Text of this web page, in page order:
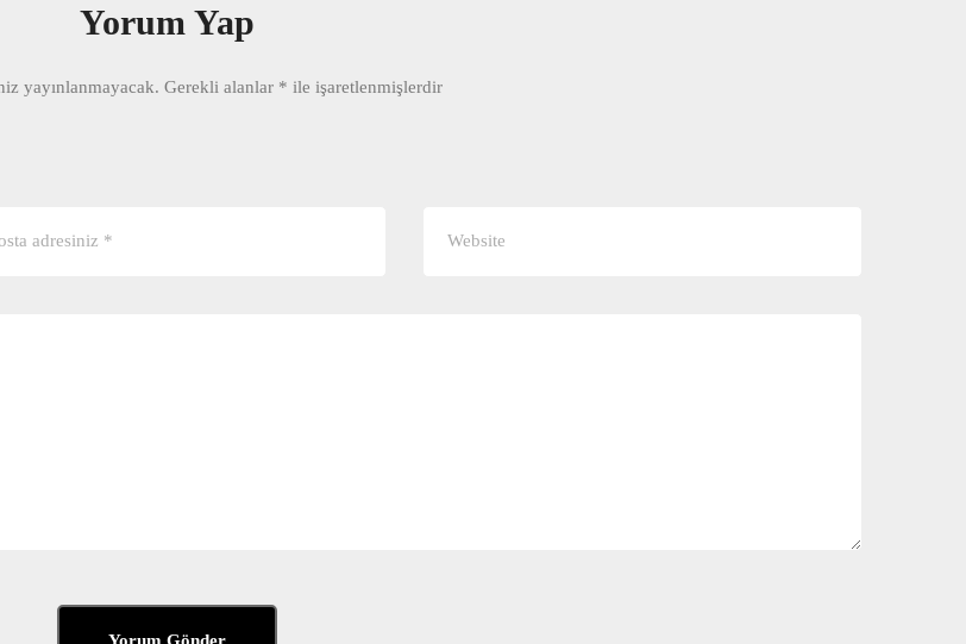
Yorum Yap
yayınlanmayacak. Gerekli alanlar * ile işaretlenmişlerdir